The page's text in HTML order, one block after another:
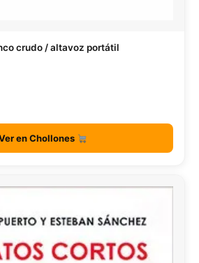
crudo / altavoz portátil
en Chollones